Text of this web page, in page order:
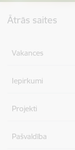
Ātrās saites
Vakances
Iepirkumi
Projekti
Pašvaldība